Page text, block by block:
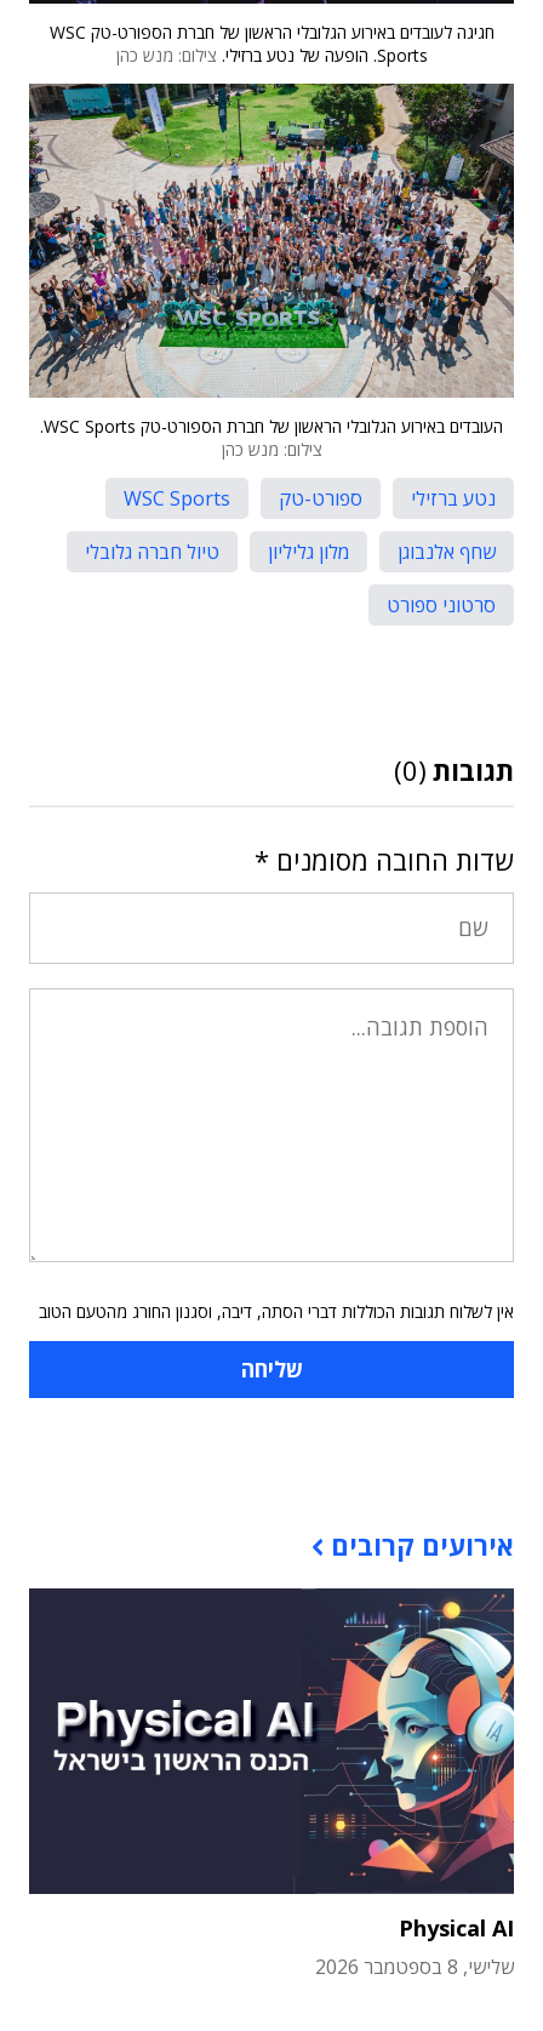
חגיגה לעובדים באירוע הגלובלי הראשון של חברת הספורט-טק WSC
Sports. הופעה של נטע ברזילי.
צילום: מנש כהן
העובדים באירוע הגלובלי הראשון של חברת הספורט-טק WSC Sports.
צילום: מנש כהן
נטע ברזילי ספורט-טק
WSC Sports
שחף אלנבוגן
מלון גליליון
טיול חברה גלובלי
סרטוני ספורט
תגובות (0)
שדות החובה מסומנים *
אין לשלוח תגובות הכוללות דברי הסתה, דיבה, וסגנון החורג מהטעם הטוב
אירועים קרובים
Physical AI
שלישי, 8 בספטמבר 2026